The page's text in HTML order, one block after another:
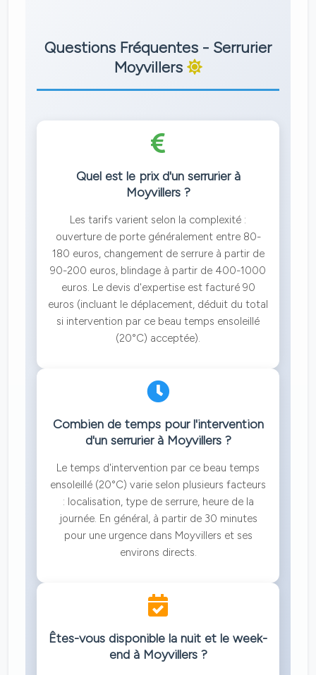
Questions Fréquentes - Serrurier
Moyvillers
Quel est le prix d'un serrurier à
Moyvillers ?
Les tarifs varient selon la complexité :
ouverture de porte généralement entre 80-
180 euros, changement de serrure à partir de
90-200 euros, blindage à partir de 400-1000
euros. Le devis d'expertise est facturé 90
euros (incluant le déplacement, déduit du total
si intervention par ce beau temps ensoleillé
(20°C) acceptée).
Combien de temps pour l'intervention
d'un serrurier à Moyvillers ?
Le temps d'intervention par ce beau temps
ensoleillé (20°C) varie selon plusieurs facteurs
: localisation, type de serrure, heure de la
journée. En général, à partir de 30 minutes
pour une urgence dans Moyvillers et ses
environs directs.
Êtes-vous disponible la nuit et le week-
end à Moyvillers ?